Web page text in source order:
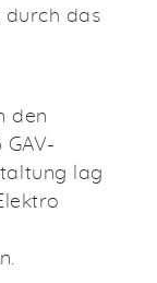
das
den
lag